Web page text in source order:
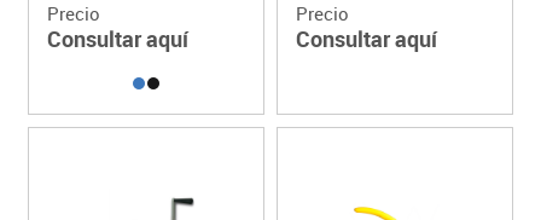
Precio
Consultar aquí
Precio
Consultar aquí